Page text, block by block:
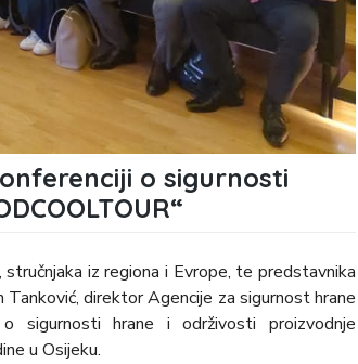
o sigurnosti
iz regiona i Evrope, te predstavnika
Tanković, direktor Agencije za sigurnost hrane
sigurnosti hrane i održivosti proizvodnje
u Osijeku.